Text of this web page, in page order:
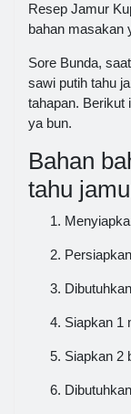
Resep Jamur
bahan masakan
Sore Bunda,
sawi putih tahu
tahapan. Berikut
ya bun.
Bahan
tahu
Siapkan 1
Siapkan 2